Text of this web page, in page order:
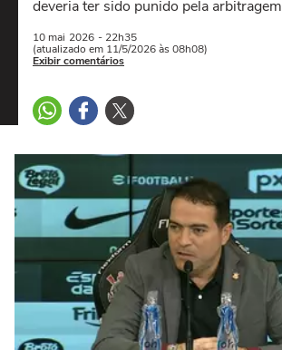
deveria ter sido punido pela arbitragem
10 mai 2026 - 22h35
(atualizado em 11/5/2026 às 08h08)
Exibir comentários